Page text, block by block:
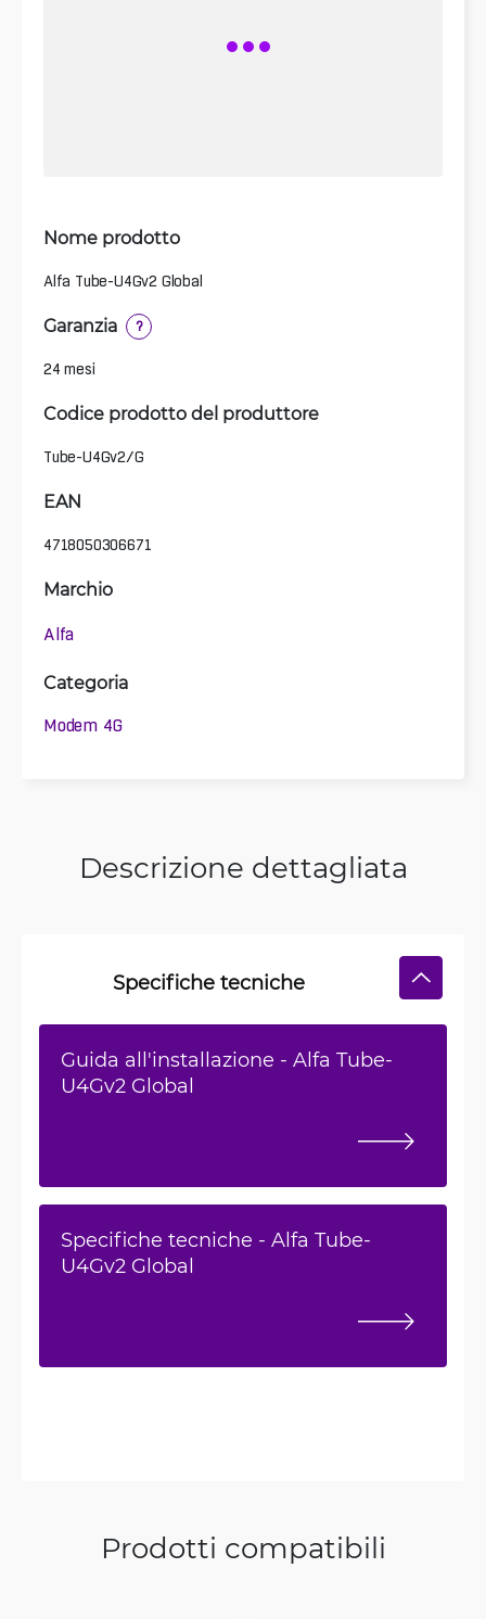
Nome prodotto
Alfa Tube-U4Gv2 Global
Garanzia ?
24 mesi
Codice prodotto del produttore
Tube-U4Gv2/G
EAN
4718050306671
Marchio
Alfa
Categoria
Modem 4G
Descrizione dettagliata
Specifiche tecniche
Guida all'installazione - Alfa Tube-
U4Gv2 Global
Specifiche tecniche - Alfa Tube-
U4Gv2 Global
Prodotti compatibili